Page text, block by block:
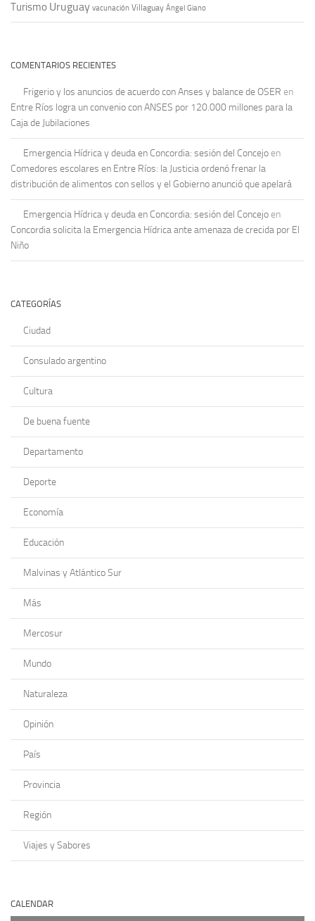
Turismo Uruguay vacunación Villaguay Ángel Giano
COMENTARIOS RECIENTES
Frigerio y los anuncios de acuerdo con Anses y balance de OSER en
Entre Ríos logra un convenio con ANSES por 120.000 millones para la
Caja de Jubilaciones
Emergencia Hídrica y deuda en Concordia: sesión del Concejo en
Comedores escolares en Entre Ríos: la Justicia ordenó frenar la
distribución de alimentos con sellos y el Gobierno anunció que apelará
Emergencia Hídrica y deuda en Concordia: sesión del Concejo en
Concordia solicita la Emergencia Hídrica ante amenaza de crecida por El
Niño
CATEGORÍAS
Ciudad
Consulado argentino
Cultura
De buena fuente
Departamento
Deporte
Economía
Educación
Malvinas y Atlántico Sur
Más
Mercosur
Mundo
Naturaleza
Opinión
País
Provincia
Región
Viajes y Sabores
CALENDAR